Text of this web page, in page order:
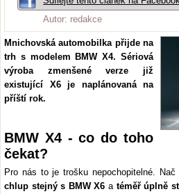
Autor: redakce
Mnichovská automobilka přijde na
trh s modelem BMW X4. Sériová
výroba zmenšené verze již
existující X6 je naplánovaná na
příští rok.
BMW X4 - co do toho
čekat?
Pro nás to je trošku nepochopitelné.
chlup stejný s BMW X6 a téměř úplně